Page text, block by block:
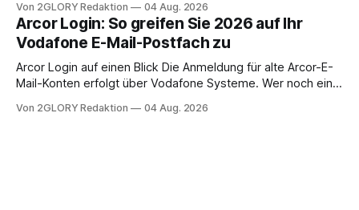
abwesenheiten und die gesamte kommunikation rund um
Ihr personal digital zu organisieren. In diesem Leitfaden
erfahren Sie alles, was Sie für einen reibungslosen Einstieg
brauchen, von der Registrierung
Von 2GLORY Redaktion 04 Aug. 2026
Arcor Login: So greifen Sie 2026 auf Ihr
Vodafone E-Mail-Postfach zu
Arcor Login auf einen Blick Die Anmeldung für alte Arcor-E-
Mail-Konten erfolgt über Vodafone Systeme. Wer noch eine
besitzt, loggt sich heute über das Vodafone E-Mail & Cloud
Von 2GLORY Redaktion 04 Aug. 2026